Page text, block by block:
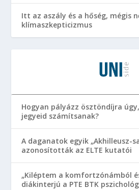
Itt az aszály és a hőség, mégis
klímaszkepticizmus
Hogyan pályázz ösztöndíjra
jegyeid számítsanak?
A daganatok egyik „Akhilleusz-
azonosították az ELTE kutatói
„Kiléptem a komfortzónámból
diákinterjú a PTE BTK